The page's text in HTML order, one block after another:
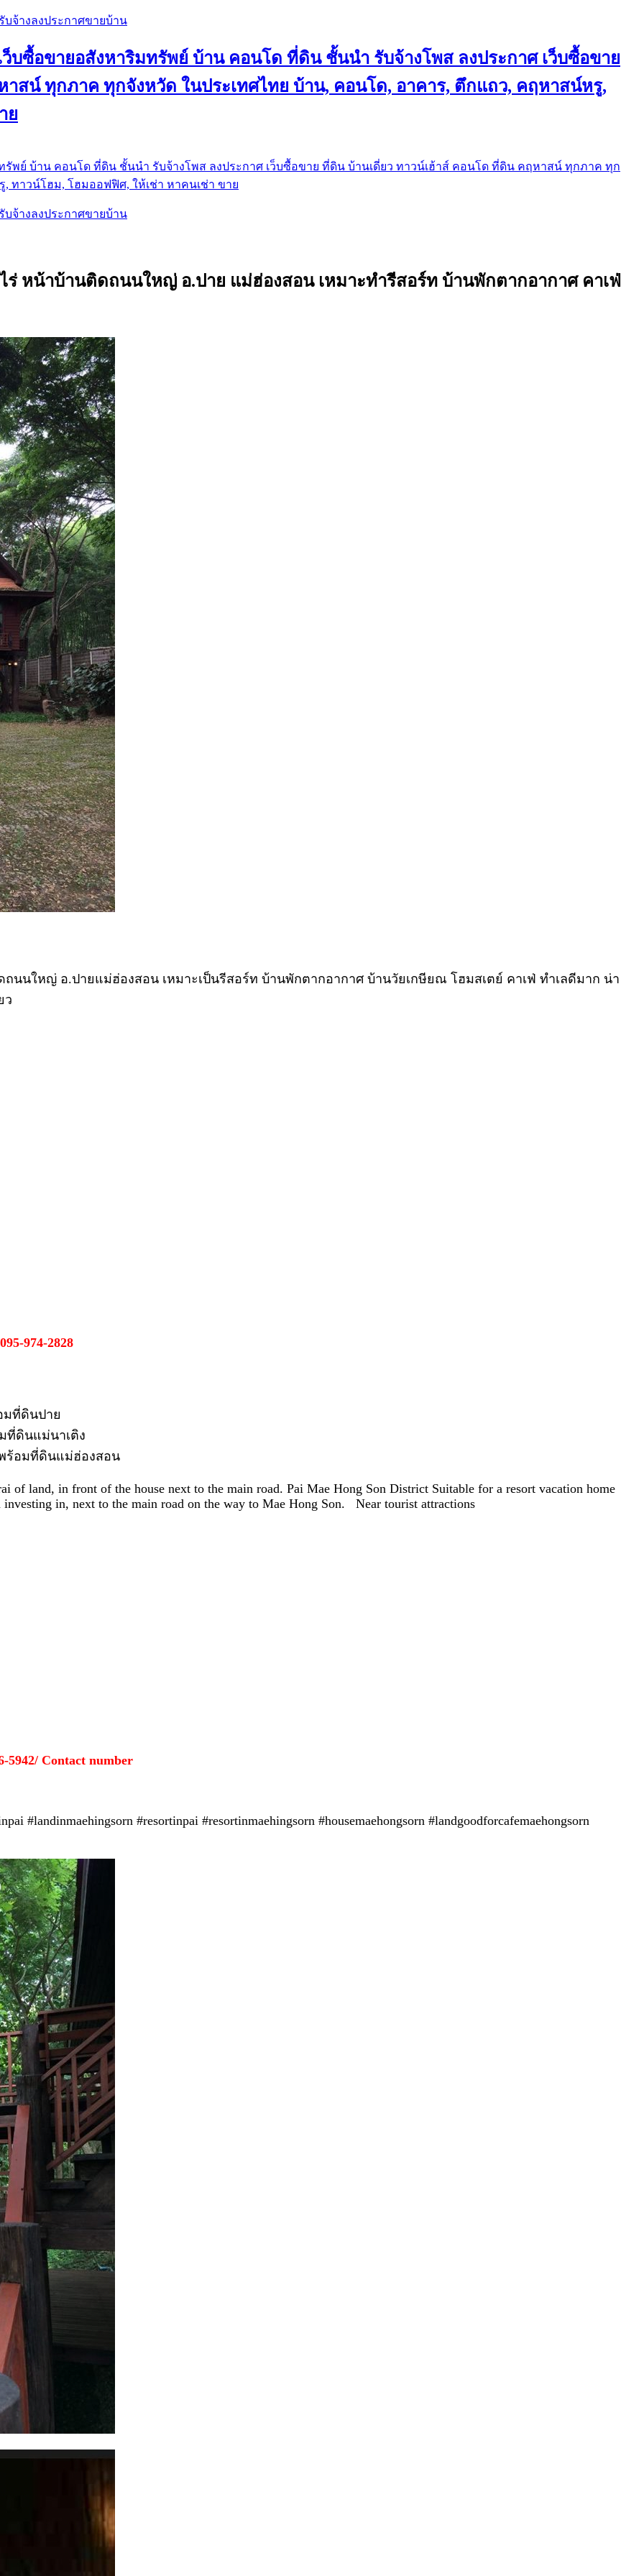
จ้างลงประกาศขายบ้าน
ว็บซื้อขายอสังหาริมทรัพย์ บ้าน คอนโด ที่ดิน ชั้นนำ รับจ้างโพส ลงประกาศ เว็บซื้อขาย
สน์ ทุกภาค ทุกจังหวัด ในประเทศไทย บ้าน, คอนโด, อาคาร, ตึกแถว, คฤหาสน์หรู,
ย
รัพย์ บ้าน คอนโด ที่ดิน ชั้นนำ รับจ้างโพส ลงประกาศ เว็บซื้อขาย ที่ดิน บ้านเดี่ยว ทาวน์เฮ้าส์ คอนโด ที่ดิน คฤหาสน์ ทุกภาค ทุก
ทาวน์โฮม, โฮมออฟฟิศ, ให้เช่า หาคนเช่า ขาย
จ้างลงประกาศขายบ้าน
ร่ หน้าบ้านติดถนนใหญ่ อ.ปาย แม่ฮ่องสอน เหมาะทำรีสอร์ท บ้านพักตากอากาศ คาเฟ่
นนใหญ่ อ.ปายแม่ฮ่องสอน เหมาะเป็นรีสอร์ท บ้านพักตากอากาศ บ้านวัยเกษียณ โฮมสเตย์ คาเฟ่ ทำเลดีมาก น่า
ว
974-2828
มที่ดินปาย
ที่ดินแม่นาเติง
ร้อมที่ดินแม่ฮ่องสอน
of land, in front of the house next to the main road. Pai Mae Hong Son District Suitable for a resort vacation home
in, next to the main road on the way to Mae Hong Son. Near tourist attractions
5942/ Contact number
#landinmaehingsorn #resortinpai #resortinmaehingsorn #housemaehongsorn #landgoodforcafemaehongsorn